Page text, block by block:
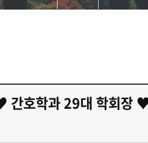
교육과
간호학과 29대 학회장